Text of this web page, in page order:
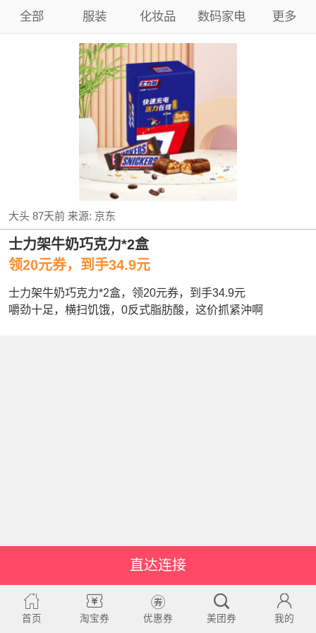
全部 服装 化妆品 数码家电 更多
大头 87天前来源: 京东
士力架牛奶巧克力*2盒
领20元券，到手34.9元
士力架牛奶巧克力*2盒，领20元券，到手34.9元
嚼劲十足，横扫饥饿，0反式脂肪酸，这价抓紧沖啊
直达连接
首页 淘宝券 优惠券 美团券 我的